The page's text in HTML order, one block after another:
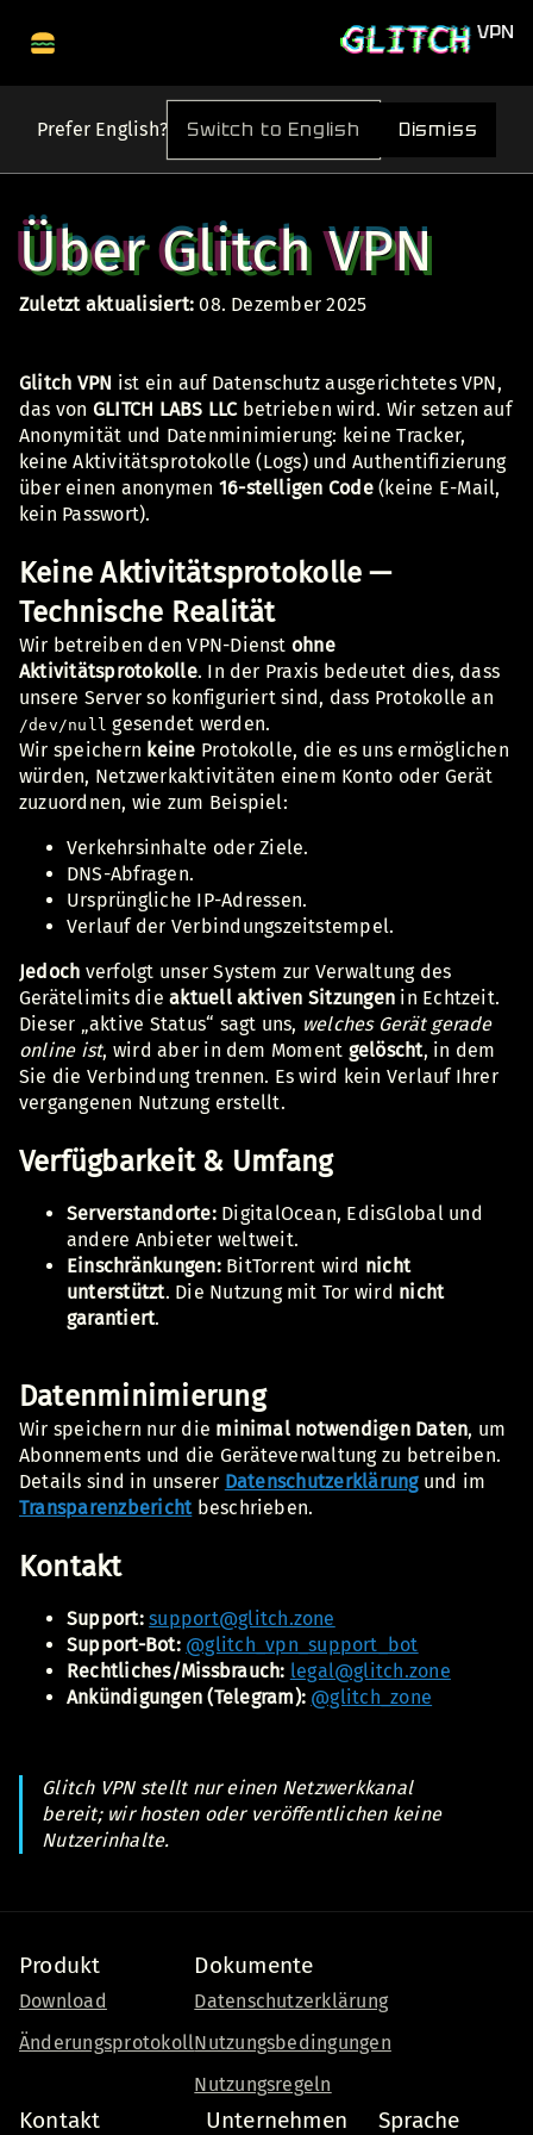
Prefer English? Switch to English Dismiss
Über Glitch VPN
Zuletzt aktualisiert: 08. Dezember 2025
Glitch VPN ist ein auf Datenschutz ausgerichtetes VPN,
das von GLITCH LABS LLCbetrieben wird. Wir setzen auf
Anonymität und Datenminimierung: keine Tracker,
keine Aktivitätsprotokolle (Logs) und Authentifizierung
über einen anonymen 16-stelligen Code(keine E-Mail,
kein Passwort).
Keine Aktivitätsprotokolle —
Technische Realität
Wir betreiben den VPN-Dienst ohne
Aktivitätsprotokolle. In der Praxis bedeutet dies, dass
unsere Server so konfiguriert sind, dass Protokolle an
/dev/null gesendet werden.
Wir speichern keine Protokolle, die es uns ermöglichen
würden, Netzwerkaktivitäten einem Konto oder Gerät
zuzuordnen, wie zum Beispiel:
Verkehrsinhalte oder Ziele.
DNS-Abfragen.
Ursprüngliche IP-Adressen.
Verlauf der Verbindungszeitstempel.
Jedoch verfolgt unser System zur Verwaltung des
Gerätelimits dieaktuell aktiven Sitzungen in Echtzeit.
Dieser „aktive Status“ sagt uns, welches Gerät gerade
online ist, wird aber in dem Moment gelöscht, in dem
Sie die Verbindung trennen. Es wird kein Verlauf Ihrer
vergangenen Nutzung erstellt.
Verfügbarkeit & Umfang
Serverstandorte:DigitalOcean, EdisGlobal und
andere Anbieter weltweit.
Einschränkungen:BitTorrent wird nicht
unterstützt. Die Nutzung mit Tor wird nicht
garantiert.
Datenminimierung
Wir speichern nur die minimal notwendigen Daten, um
Abonnements und die Geräteverwaltung zu betreiben.
Details sind in unserer Datenschutzerklärungund im
Transparenzberichtbeschrieben.
Kontakt
Support: support@glitch.zone
Support-Bot: @glitch_vpn_support_bot
Rechtliches/Missbrauch: legal@glitch.zone
Ankündigungen (Telegram): @glitch_zone
Glitch VPN stellt nur einen Netzwerkkanal
bereit; wir hosten oder veröffentlichen keine
Nutzerinhalte.
Produkt
Download
Änderungsprotokoll
Dokumente
Datenschutzerklärung
Nutzungsbedingungen
Nutzungsregeln
Kontakt Unternehmen Sprache